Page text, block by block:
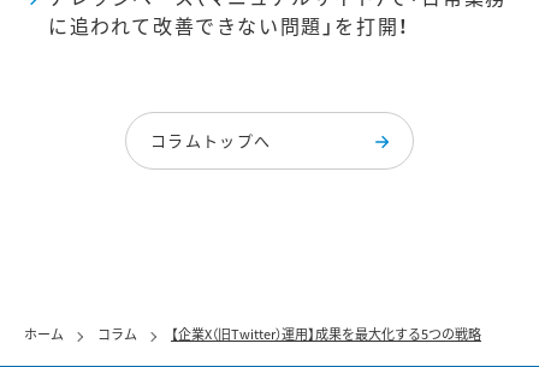
に追われて改善できない問題」を打開！
コラムトップへ
ホーム コラム 【企業X（旧Twitter）運用】成果を最大化する5つの戦略